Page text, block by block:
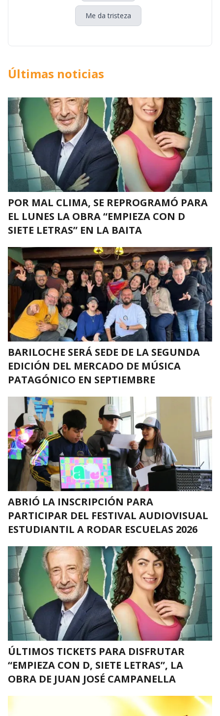
Me da tristeza
Últimas noticias
POR MAL CLIMA, SE REPROGRAMÓ PARA
EL LUNES LA OBRA “EMPIEZA CON D
SIETE LETRAS” EN LA BAITA
BARILOCHE SERÁ SEDE DE LA SEGUNDA
EDICIÓN DEL MERCADO DE MÚSICA
PATAGÓNICO EN SEPTIEMBRE
ABRIÓ LA INSCRIPCIÓN PARA
PARTICIPAR DEL FESTIVAL AUDIOVISUAL
ESTUDIANTIL A RODAR ESCUELAS 2026
ÚLTIMOS TICKETS PARA DISFRUTAR
“EMPIEZA CON D, SIETE LETRAS”, LA
OBRA DE JUAN JOSÉ CAMPANELLA